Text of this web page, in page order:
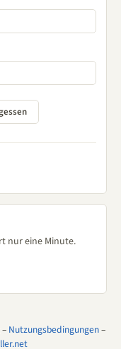
nur eine Minute.
– Nutzungsbedingungen–